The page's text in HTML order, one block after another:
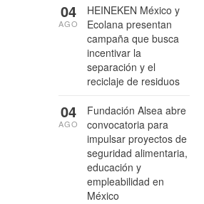
HEINEKEN México y
Ecolana presentan
campaña que busca
incentivar la
separación y el
reciclaje de residuos
04
AGO
Fundación Alsea abre
convocatoria para
impulsar proyectos de
seguridad alimentaria,
educación y
empleabilidad en
México
04
AGO